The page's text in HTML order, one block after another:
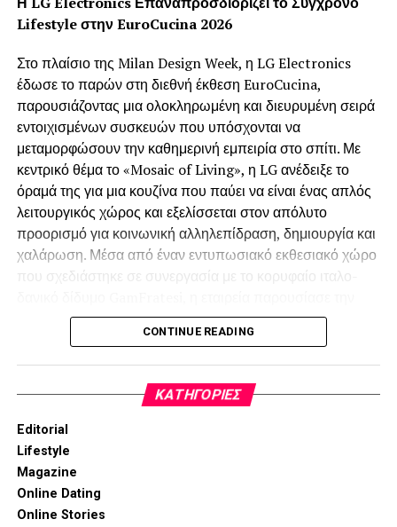
DON'T MISS
Αναποδογυριστή μηλόπιτα της Γιάννας
Lifestyle στην EuroCucina 2026
Στο πλαίσιο της Milan Design Week, η LG Electronics
έδωσε το παρών στη διεθνή έκθεση EuroCucina,
παρουσιάζοντας μια ολοκληρωμένη και διευρυμένη σειρά
εντοιχισμένων συσκευών που υπόσχονται να
μεταμορφώσουν την καθημερινή εμπειρία στο σπίτι. Με
κεντρικό θέμα το «Mosaic of Living», η LG ανέδειξε το
όραμά της για μια κουζίνα που παύει να είναι ένας απλός
λειτουργικός χώρος και εξελίσσεται στον απόλυτο
προορισμό για κοινωνική αλληλεπίδραση, δημιουργία και
χαλάρωση. Μέσα από έναν εντυπωσιακό εκθεσιακό χώρο
που σχεδιάστηκε σε συνεργασία με το κορυφαίο ιταλο-
ultra-premium σειρά Signature Kitchen Suite (SKS) και
τη νέα σειρά LG Built-in, προσφέροντας εξατομικευμένες
λύσεις που εναρμονίζονται πλήρως με τις απαιτητικές
τάσεις του σύγχρονου ευρωπαϊκού design.
CONTINUE READING
KΑΤΗΓΟΡΊΕΣ
Editorial
Lifestyle
Magazine
Online Dating
Online Stories